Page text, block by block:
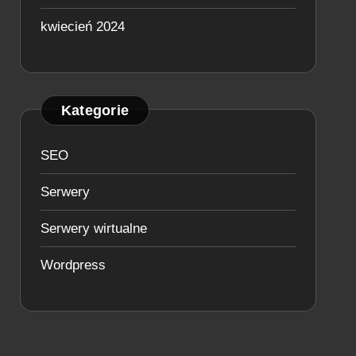
kwiecień 2024
Kategorie
SEO
Serwery
Serwery wirtualne
Wordpress